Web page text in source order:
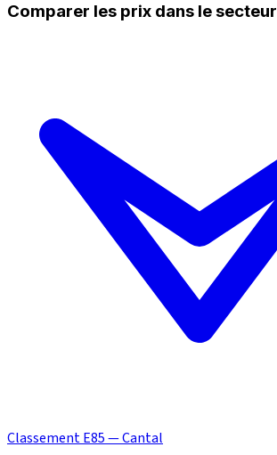
Comparer les prix dans le secteur
Classement E85 — Cantal